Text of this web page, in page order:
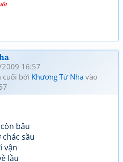
16:57
cuối bởi Khương Tử Nha vào
bâu
sầu
vận
lầu